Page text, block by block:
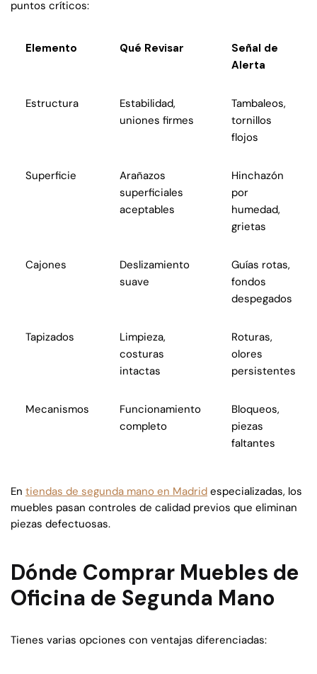
puntos críticos:
Elemento Qué Revisar
Señal de
Alerta
Estructura
Estabilidad,
uniones firmes
Tambaleos,
tornillos
flojos
Superficie
Arañazos
superficiales
aceptables
Hinchazón
por
humedad,
grietas
Cajones
Deslizamiento
suave
Guías rotas,
fondos
despegados
Tapizados
Limpieza,
costuras
intactas
Roturas,
olores
persistentes
Mecanismos
Funcionamiento
completo
Bloqueos,
piezas
faltantes
En tiendas de segunda mano en Madrid especializadas, los
muebles pasan controles de calidad previos que eliminan
piezas defectuosas.
Dónde Comprar Muebles de
Oficina de Segunda Mano
Tienes varias opciones con ventajas diferenciadas: